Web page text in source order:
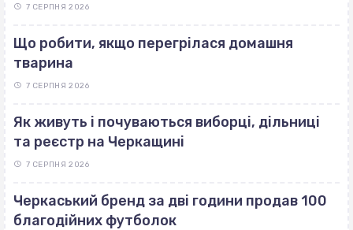
7 СЕРПНЯ 2026
Що робити, якщо перегрілася домашня
тварина
7 СЕРПНЯ 2026
Як живуть і почуваються виборці, дільниці
та реєстр на Черкащині
7 СЕРПНЯ 2026
Черкаський бренд за дві години продав 100
благодійних футболок